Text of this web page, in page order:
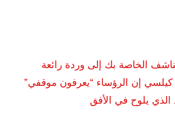
الخاصة بك إلى وردة رائعة
إن الرؤساء “يعرفون موقفي”
الذي يلوح في الأفق